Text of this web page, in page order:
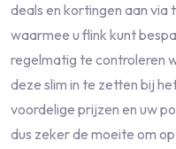
deals en kortingen aan via
waarmee u flink kunt
regelmatig te controleren
deze slim in te zetten bij
voordelige prijzen en uw
dus zeker de moeite om